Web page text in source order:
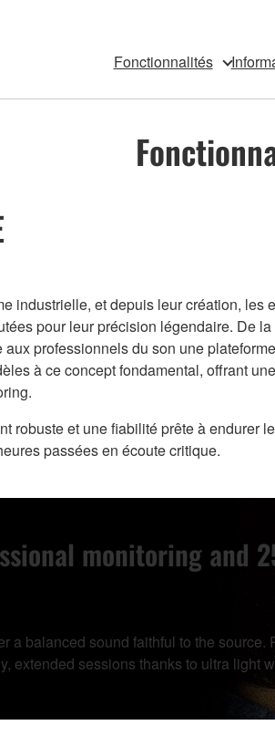
Fonctionnalités
industrielle, et depuis leur création,
pour leur précision légendaire. De
professionnels du son une
à ce concept fondamental, offrant
robuste et une fiabilité prête à endurer
passées en écoute critique.
monitoring and
a balanced sound faithful to the
extended sessions thanks to ultra light